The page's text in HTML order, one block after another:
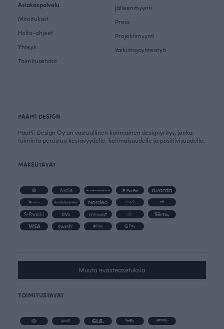
Asiakaspalvelu
Mitoitukset
Hoito-ohjeet
Yhteys
Toimitusehdot
Jälleenmyynti
Press
Projektimyynti
Vaikuttajayhteistyö
PAAPII DESIGN
PaaPii Design Oy on vastuullinen kotimainen designyritys, jonka
toiminta perustuu kestävyydelle, kotimaisuudelle ja positiivisuudelle.
MAKSUTAVAT
Muuta evästeasetuksia
TOIMITUSTAVAT